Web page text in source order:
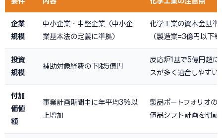
企業
規模
中小企業・中堅企業（中小企
業基本法の定義に準拠）
化学工業の資本金基準
（製造業=3億円以下
投資
規模
補助対象経費の下限5億円
反応炉1基で5億円超に
スが多く適合しやすい
付加
価値
額
事業計画期間中に年平均3%以
上増加
製品ポートフォリオの
値品シフト計画を明記